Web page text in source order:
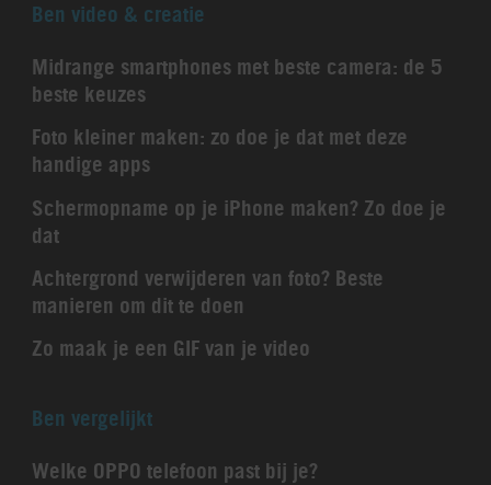
Ben video & creatie
Midrange smartphones met beste camera: de 5
beste keuzes
Foto kleiner maken: zo doe je dat met deze
handige apps
Schermopname op je iPhone maken? Zo doe je
dat
Achtergrond verwijderen van foto? Beste
manieren om dit te doen
Zo maak je een GIF van je video
Ben vergelijkt
Welke OPPO telefoon past bij je?